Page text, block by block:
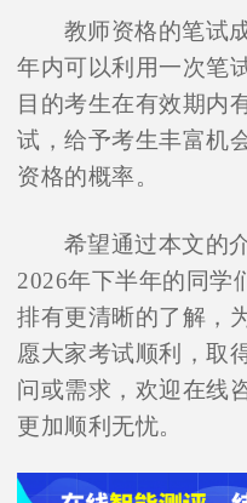
教师资格的笔试
年内可以利用一次笔
目的考生在有效期内
试，给予考生丰富机
资格的概率。
希望通过本文的
2026年下半年的同学
排有更清晰的了解，
愿大家考试顺利，取
问或需求，欢迎在线
更加顺利无忧。